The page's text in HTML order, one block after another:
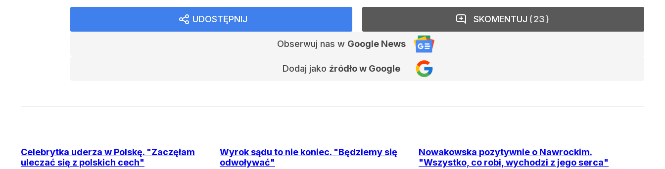
UDOSTĘPNIJ
Obserwuj nas w Google News
Dodaj jako źródło w Google
SKOMENTUJ 23
Celebrytka uderza w Polskę. "Zaczęłam
uleczać się z polskich cech"
Wyrok sądu to nie koniec. "Będziemy się
odwoływać"
Nowakowska pozytywnie o Nawrockim.
"Wszystko, co robi, wychodzi z jego serca"